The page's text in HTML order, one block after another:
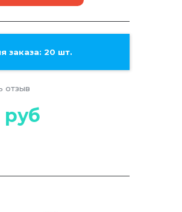
заказа: 20 шт.
отзыв
руб